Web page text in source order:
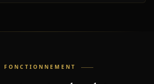
FONCTIONNEMENT